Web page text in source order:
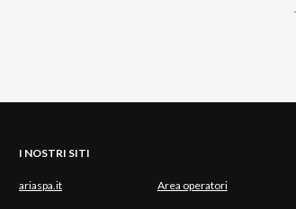
I NOSTRI SITI
ariaspa.it Area operatori